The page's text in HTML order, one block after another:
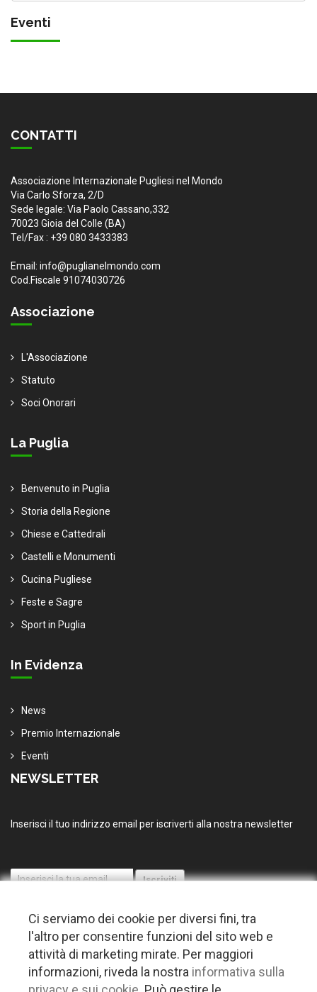
Eventi
CONTATTI
Associazione Internazionale Pugliesi nel Mondo
Via Carlo Sforza, 2/D
Sede legale: Via Paolo Cassano,332
70023 Gioia del Colle (BA)
Tel/Fax : +39 080 3433383
Email: info@puglianelmondo.com
Cod.Fiscale 91074030726
Associazione
L'Associazione
Statuto
Soci Onorari
La Puglia
Benvenuto in Puglia
Storia della Regione
Chiese e Cattedrali
Castelli e Monumenti
Cucina Pugliese
Feste e Sagre
Sport in Puglia
In Evidenza
News
Premio Internazionale
Eventi
NEWSLETTER
Inserisci il tuo indirizzo email per iscriverti alla nostra newsletter
© 2026 Copyright Puglia nel mondo. Tutti i diritti riservati |Privacy
Ci serviamo dei cookie per diversi fini, tra
l'altro per consentire funzioni del sito web e
attività di marketing mirate. Per maggiori
informazioni, riveda la nostra informativa sulla